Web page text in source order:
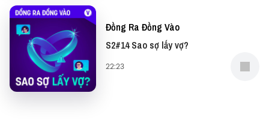
Đồng Ra Đồng Vào
S2#14 Sao sợ lấy vợ?
22:23